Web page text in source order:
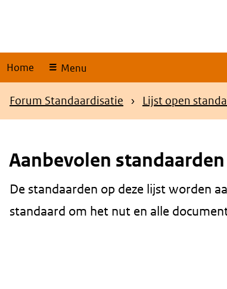
Home Menu
Kruimelpad
Forum Standaardisatie Lijst open
Aanbevolen standaarden
Content
De standaarden op deze lijst worden
standaard om het nut en alle